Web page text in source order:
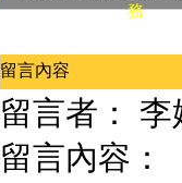
務
留言內容
留言者： 李
留言內容：